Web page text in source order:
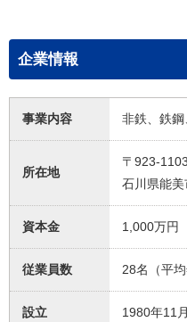
企業情報
事業内容 非鉄、鉄
所在地
〒923-1103
石川県能
資本金 1,000万円
従業員数 28名（平
設立 1980年11月